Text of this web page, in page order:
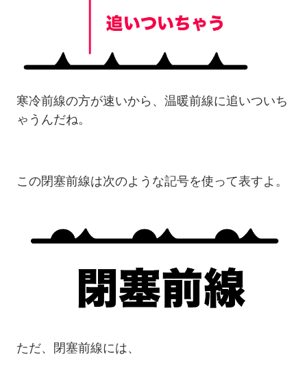
寒冷前線の方が速いから、温暖前線に追いついち
ゃうんだね。
この閉塞前線は次のような記号を使って表すよ。
ただ、閉塞前線には、